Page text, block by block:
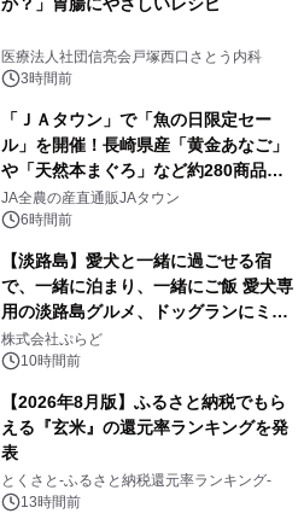
医療法人社団信亮会戸塚西口さとう内科
3時間前
「ＪＡタウン」で「魚の日限定セー
ル」を開催！長崎県産「黄金あなご」
や「天然本まぐろ」など約280商品を
販売！～毎月１０日の定例企画～
JA全農の産直通販JAタウン
6時間前
【淡路島】愛犬と一緒に過ごせる宿
で、一緒に泊まり、一緒にご飯 愛犬専
用の淡路島グルメ、ドッグランにミニ
プール グランピングとトレーラーハウ
スの2施設で
株式会社ぷらど
10時間前
【2026年8月版】ふるさと納税でもら
える『玄米』の還元率ランキングを発
表
とくさと-ふるさと納税還元率ランキング-
13時間前